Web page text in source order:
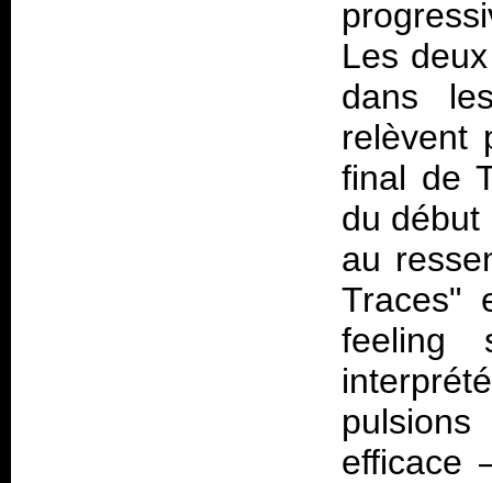
Les
dans
relèvent
final de
du début
au
Traces"
feeling
efficace